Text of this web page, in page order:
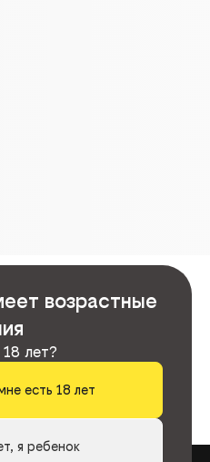
возрастные
лет?
есть 18 лет
я ребенок